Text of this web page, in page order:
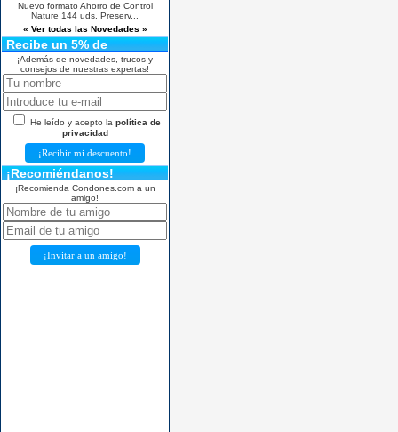
Nuevo formato Ahorro de Control
Nature 144 uds. Preserv...
« Ver todas las Novedades »
Recibe un 5% de
descuento
¡Además de novedades, trucos y
consejos de nuestras expertas!
He leído y acepto la política de
privacidad
¡Recomiéndanos!
¡Recomienda Condones.com a un
amigo!